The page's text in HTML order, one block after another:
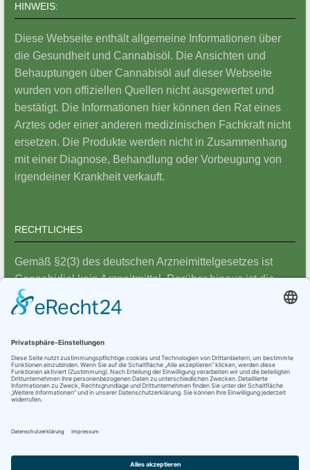
HINWEIS:
Diese Webseite enthält allgemeine Informationen über
die Gesundheit und Cannabisöl. Die Ansichten und
Behauptungen über Cannabisöl auf dieser Webseite
wurden von offiziellen Quellen nicht ausgewertet und
bestätigt. Die Informationen hier können den Rat eines
Arztes oder einer anderen medizinischen Fachkraft nicht
ersetzen. Die Produkte werden nicht in Zusammenhang
mit einer Diagnose, Behandlung oder Vorbeugung von
irgendeiner Krankheit verkauft.
RECHTLICHES
Gemäß §2(3) des deutschen Arzneimittelgesetzes ist
Cannabidiol kein Arzneitmittel. Darüber hinaus ist die
Verwendung von ernährungsfördernden
Pflanzenrohstoffen – wie CBD – in der EU
ausdrücklich als Gegenstand einer Nahrungsergänzung
vorgesehen und frei am Markt legal zu erwerben und zu
verwenden.